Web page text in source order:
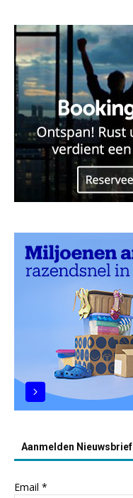
Aanmelden Nieuwsbrief
Email *